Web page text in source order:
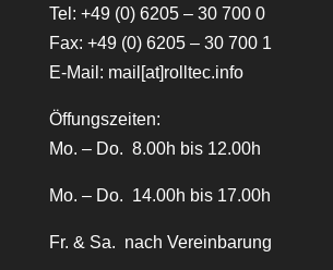
Tel: +49 (0) 6205 – 30 700 0
Fax: +49 (0) 6205 – 30 700 1
E-Mail: mail[at]rolltec.info
Öffungszeiten:
Mo. – Do. 8.00h bis 12.00h
Mo. – Do. 14.00h bis 17.00h
Fr. & Sa. nach Vereinbarung